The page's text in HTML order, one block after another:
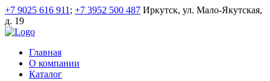
+7 9025 616 911 ; +7 3952 500 487 Иркутск, ул. Мало-Якутская,
д. 19
Главная
О компании
Каталог